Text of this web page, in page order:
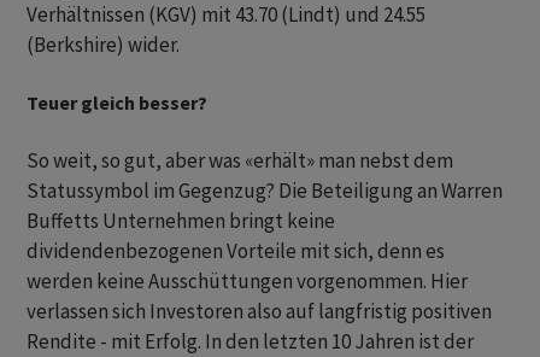
Verhältnissen (KGV) mit 43.70 (Lindt) und 24.55
(Berkshire) wider.
Teuer gleich besser?
So weit, so gut, aber was «erhält» man nebst dem
Statussymbol im Gegenzug? Die Beteiligung an Warren
Buffetts Unternehmen bringt keine
dividendenbezogenen Vorteile mit sich, denn es
werden keine Ausschüttungen vorgenommen. Hier
verlassen sich Investoren also auf langfristig positiven
Rendite - mit Erfolg. In den letzten 10 Jahren ist der